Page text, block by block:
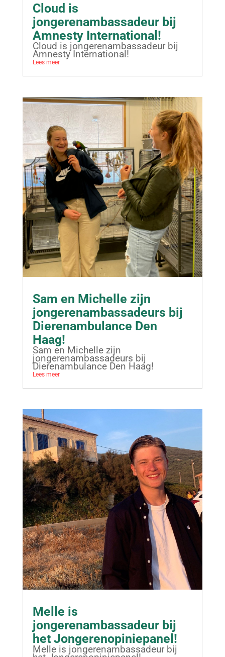
Cloud is
jongerenambassadeur bij
Amnesty International!
Cloud is jongerenambassadeur bij
Amnesty International!
Lees meer
Sam en Michelle zijn
jongerenambassadeurs bij
Dierenambulance Den
Haag!
Sam en Michelle zijn
jongerenambassadeurs bij
Dierenambulance Den Haag!
Lees meer
Melle is
jongerenambassadeur bij
het Jongerenopiniepanel!
Melle is jongerenambassadeur bij